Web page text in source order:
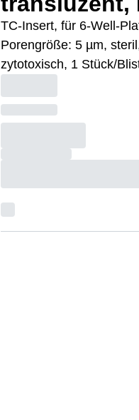
TC-Insert, für 6-Well-
Porengröße: 5 µm,
zytotoxisch, 1 Stück/